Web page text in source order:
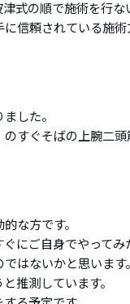
式の順で施術を行な
信頼されている施術
した。
すぐそばの上腕二
な方です。
にご自身でやって
はないかと思います。
と推測しています。